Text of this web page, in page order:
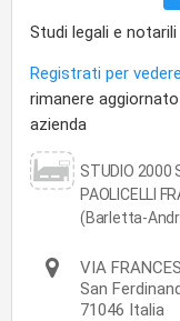
Studi legali e notarili
Registrati per
rimanere
azienda
STUDIO 2000
PAOLICELLI
(Barletta-
VIA
San
71046 Italia